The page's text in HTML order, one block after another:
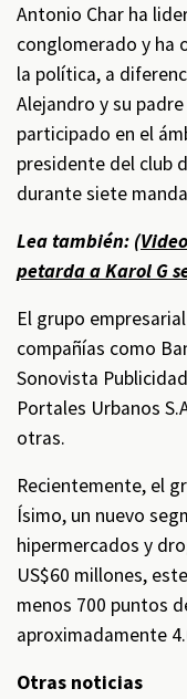
Antonio Char ha
conglomerado y ha
la política, a
Alejandro y su
participado en el
presidente del club
durante siete
Lea también: (
petarda a Karol G
El grupo
compañías como
Sonovista
Portales Urbanos
otras.
Recientemente, el
Ísimo, un nuevo
hipermercados y
US$60 millones,
menos 700 puntos
aproximadamente
Otras noticias